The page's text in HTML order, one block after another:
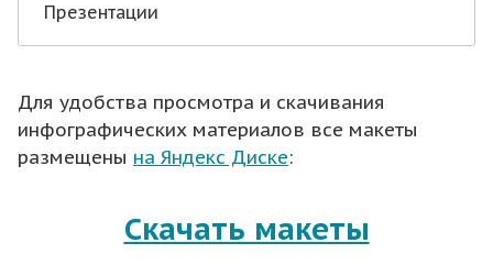
Презентации
Для удобства просмотра и скачивания
инфографических материалов все макеты
размещены на Яндекс Диске:
Скачать макеты